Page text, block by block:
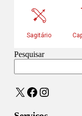
Pesquisar
X Facebook
Instagram